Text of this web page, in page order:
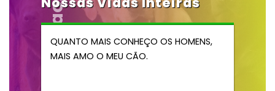
QUANTO MAIS CONHEÇO OS HOMENS,
MAIS AMO O MEU CÃO.